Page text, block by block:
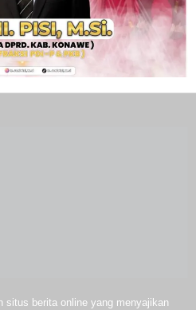
situs berita online yang menyajikan